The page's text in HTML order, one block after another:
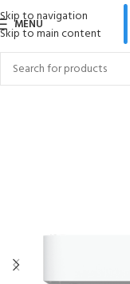
Skip to navigation
Skip to main content
MENU